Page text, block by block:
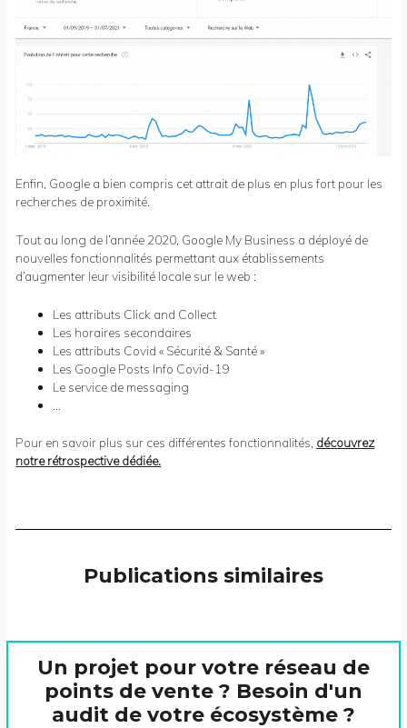
Enfin, Google a bien compris cet attrait de plus en plus fort pour les
recherches de proximité.
Tout au long de l’année 2020, Google My Business a déployé de
nouvelles fonctionnalités permettant aux établissements
d’augmenter leur visibilité locale sur le web :
Les attributs Click and Collect
Les horaires secondaires
Les attributs Covid « Sécurité & Santé »
Les Google Posts Info Covid-19
Le service de messaging
Pour en savoir plus sur ces différentes fonctionnalités, découvrez
notre rétrospective dédiée.
Publications similaires
Un projet pour votre réseau de
points de vente ? Besoin d'un
audit de votre écosystème ?